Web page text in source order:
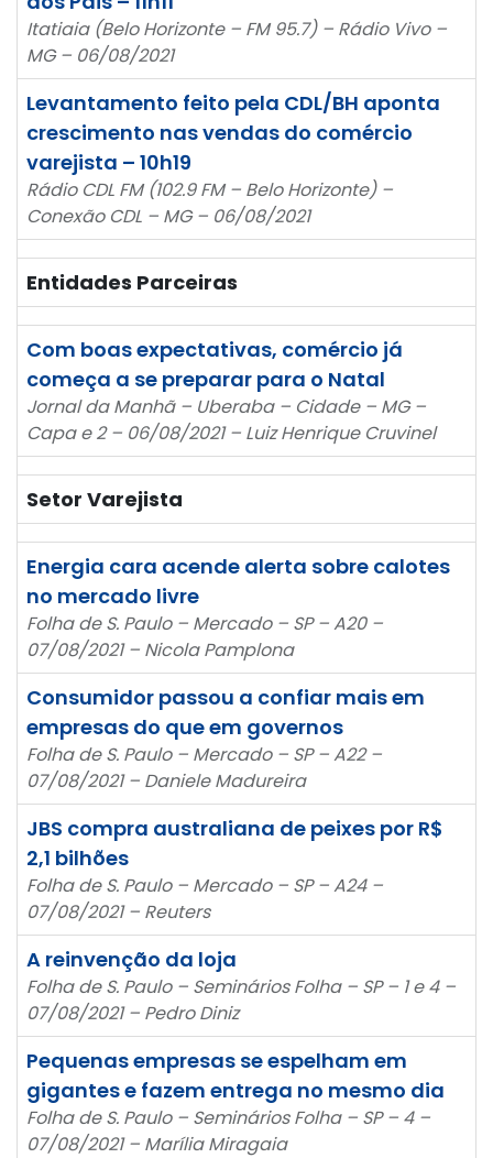
Itatiaia (Belo Horizonte – FM 95.7) – Rádio Vivo –
MG – 06/08/2021
Levantamento feito pela CDL/BH aponta
crescimento nas vendas do comércio
varejista – 10h19
Rádio CDL FM (102.9 FM – Belo Horizonte) –
Conexão CDL – MG – 06/08/2021
Entidades Parceiras
Com boas expectativas, comércio já
começa a se preparar para o Natal
Jornal da Manhã – Uberaba – Cidade – MG –
Capa e 2 – 06/08/2021 – Luiz Henrique Cruvinel
Setor Varejista
Energia cara acende alerta sobre calotes
no mercado livre
Folha de S. Paulo – Mercado – SP – A20 –
07/08/2021 – Nicola Pamplona
Consumidor passou a confiar mais em
empresas do que em governos
Folha de S. Paulo – Mercado – SP – A22 –
07/08/2021 – Daniele Madureira
JBS compra australiana de peixes por R$
2,1 bilhões
Folha de S. Paulo – Mercado – SP – A24 –
07/08/2021 – Reuters
A reinvenção da loja
Folha de S. Paulo – Seminários Folha – SP – 1 e 4 –
07/08/2021 – Pedro Diniz
Pequenas empresas se espelham em
gigantes e fazem entrega no mesmo dia
Folha de S. Paulo – Seminários Folha – SP – 4 –
07/08/2021 – Marília Miragaia